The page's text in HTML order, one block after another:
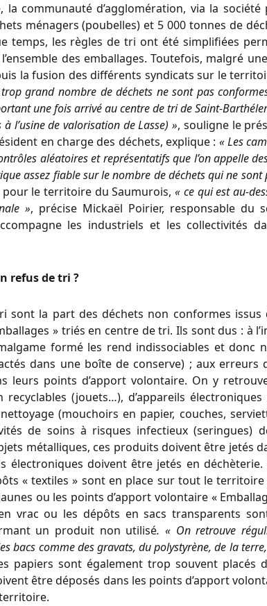
la communauté d’agglomération, via la
ménagers (poubelles) et 5 000 tonnes de
temps, les règles de tri ont été simplifiées
des emballages. Toutefois, malgré
la fusion des différents syndicats sur le
grand nombre de déchets ne sont pas
une fois arrivé au centre de tri de Saint-
à l’usine de valorisation de Lasse) », souligne le
en charge des déchets, explique : « Les
aléatoires et représentatifs que l’on appelle
assez fiable sur le nombre de déchets qui ne sont
le territoire du Saumurois,« ce qui est au-
», précise Mickaël Poirier, responsable du
les industriels et les collectivités
refus de tri ?
sont la part des déchets non conformes issus
» triés en centre de tri. Ils sont dus : à
formé les rend indissociables et donc
dans une boîte de conserve) ; aux erreurs
leurs points d’apport volontaire. On y
recyclables (jouets…), d’appareils
(mouchoirs en papier, couches,
de soins à risques infectieux (seringues)
métalliques, ces produits doivent être jetés
électroniques doivent être jetés en
« textiles » sont en place sur tout le
ou les points d’apport volontaire «
en vrac ou les dépôts en sacs transparents
un produit non utilisé. « On retrouve
bacs comme des gravats, du polystyrène, de la
papiers sont également trop souvent placés
être déposés dans les points d’apport